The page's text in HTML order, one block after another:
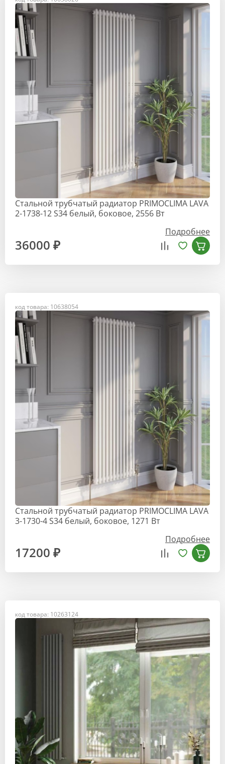
Стальной трубчатый радиатор PRIMOCLIMA LAVA
2-1738-12 S34 белый, боковое, 2556 Вт
Подробнее
36000 ₽
код товара: 10638054
Стальной трубчатый радиатор PRIMOCLIMA LAVA
3-1730-4 S34 белый, боковое, 1271 Вт
Подробнее
17200 ₽
код товара: 10263124